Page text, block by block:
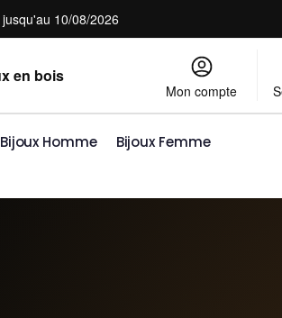
jusqu'au 10/08/2026
Mon compte
Bijoux Homme Bijoux Femme